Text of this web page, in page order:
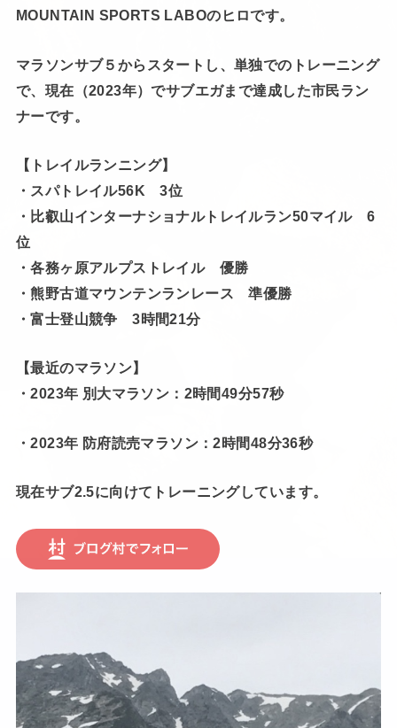
MOUNTAIN SPORTS LABOのヒロです。
マラソンサブ５からスタートし、単独でのトレーニング
で、現在（2023年）でサブエガまで達成した市民ラン
ナーです。
【トレイルランニング】
・スパトレイル56K 3位
・比叡山インターナショナルトレイルラン50マイル 6
位
・各務ヶ原アルプストレイル 優勝
・熊野古道マウンテンランレース 準優勝
・富士登山競争 3時間21分
【最近のマラソン】
・2023年 別大マラソン：2時間49分57秒
・2023年 防府読売マラソン：2時間48分36秒
現在サブ2.5に向けてトレーニングしています。